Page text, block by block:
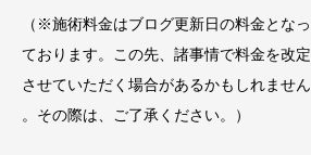
（※施術料金はブログ更新日の料金となっ
ております。この先、諸事情で料金を改定
させていただく場合があるかもしれません
。その際は、ご了承ください。）